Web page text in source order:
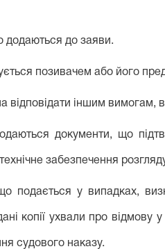
додаються до заяви.
позивачем або його
відповідати іншим вимогам,
документи, що
забезпечення
подається у випадках,
копії ухвали про відмову
судового наказу.